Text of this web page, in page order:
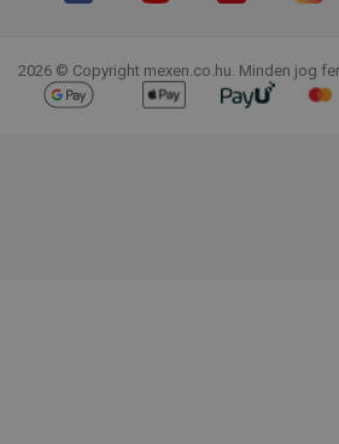
2026 © Copyright mexen.co.hu. Minden jog